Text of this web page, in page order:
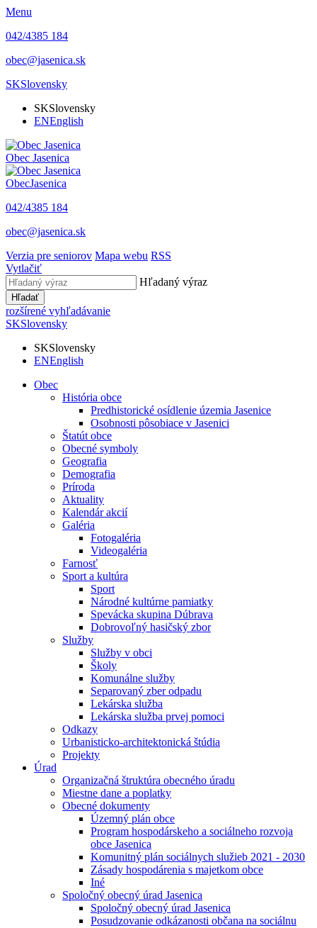
Menu
042/4385 184
obec@jasenica.sk
SKSlovensky
SKSlovensky
ENEnglish
Obec Jasenica
ObecJasenica
042/4385 184
obec@jasenica.sk
Verzia pre seniorov Mapa webu RSS
Vytlačiť
Hľadaný výraz
Hľadať
rozšírené vyhľadávanie
SKSlovensky
SKSlovensky
ENEnglish
Obec
História obce
Predhistorické osídlenie územia Jasenice
Osobnosti pôsobiace v Jasenici
Štatút obce
Obecné symboly
Geografia
Demografia
Príroda
Aktuality
Kalendár akcií
Galéria
Fotogaléria
Videogaléria
Farnosť
Sport a kultúra
Sport
Národné kultúrne pamiatky
Spevácka skupina Dúbrava
Dobrovoľný hasičský zbor
Služby
Služby v obci
Školy
Komunálne služby
Separovaný zber odpadu
Lekárska služba
Lekárska služba prvej pomoci
Odkazy
Urbanisticko-architektonická štúdia
Projekty
Úrad
Organizačná štruktúra obecného úradu
Miestne dane a poplatky
Obecné dokumenty
Územný plán obce
Program hospodárskeho a sociálneho rozvoja
obce Jasenica
Komunitný plán sociálnych služieb 2021 - 2030
Zásady hospodárenia s majetkom obce
Iné
Spoločný obecný úrad Jasenica
Spoločný obecný úrad Jasenica
Posudzovanie odkázanosti občana na sociálnu